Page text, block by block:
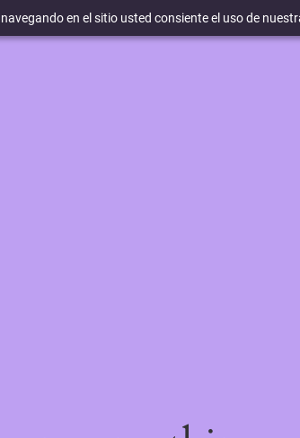
en el sitio usted consiente el uso de